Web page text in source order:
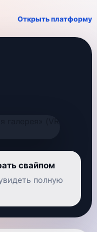
Открыть платформу
свайпом
полную